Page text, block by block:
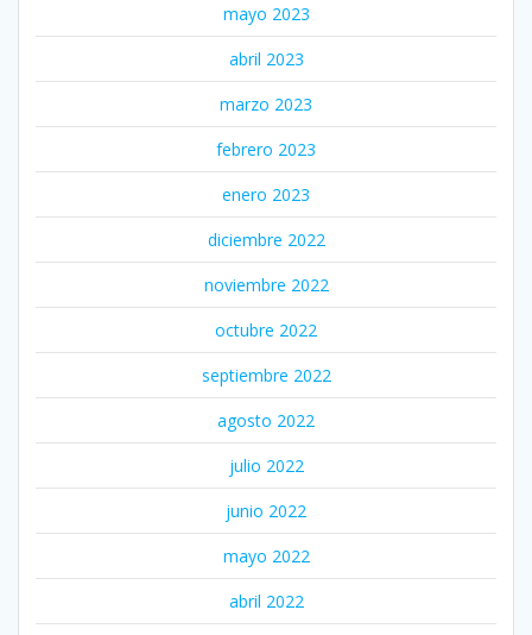
mayo 2023
abril 2023
marzo 2023
febrero 2023
enero 2023
diciembre 2022
noviembre 2022
octubre 2022
septiembre 2022
agosto 2022
julio 2022
junio 2022
mayo 2022
abril 2022